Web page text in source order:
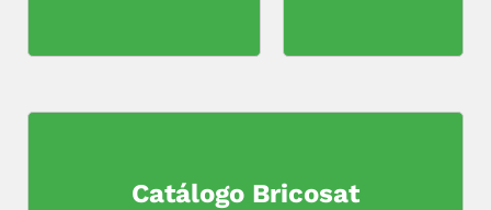
Catálogo Bricosat